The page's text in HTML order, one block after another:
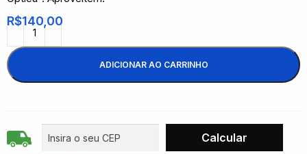
R$140,00
ADICIONAR AO CARRINHO